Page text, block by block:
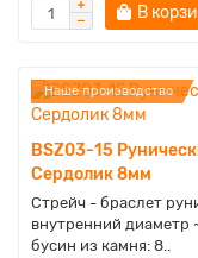
В
Наше производство
BSZ03-15
Сердолик 8мм
Стрейч - браслет
внутренний диаметр
бусин из камня: 8..